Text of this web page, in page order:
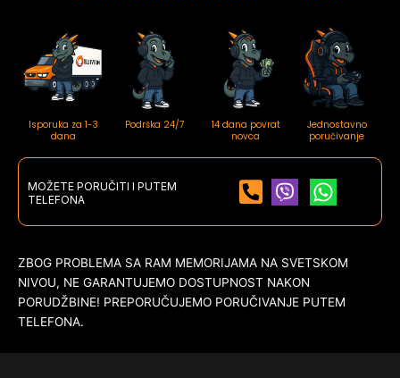
Isporuka za 1-3
dana
Podrška 24/7
14 dana povrat
novca
Jednostavno
poručivanje
MOŽETE PORUČITI I PUTEM
TELEFONA
ZBOG PROBLEMA SA RAM MEMORIJAMA NA SVETSKOM
NIVOU, NE GARANTUJEMO DOSTUPNOST NAKON
PORUDŽBINE! PREPORUČUJEMO PORUČIVANJE PUTEM
TELEFONA.